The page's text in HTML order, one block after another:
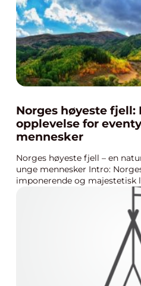
Norges høyeste fjell:
opplevelse for
mennesker
Norges høyeste fjell – en
unge mennesker Intro:
imponerende og majestetisk